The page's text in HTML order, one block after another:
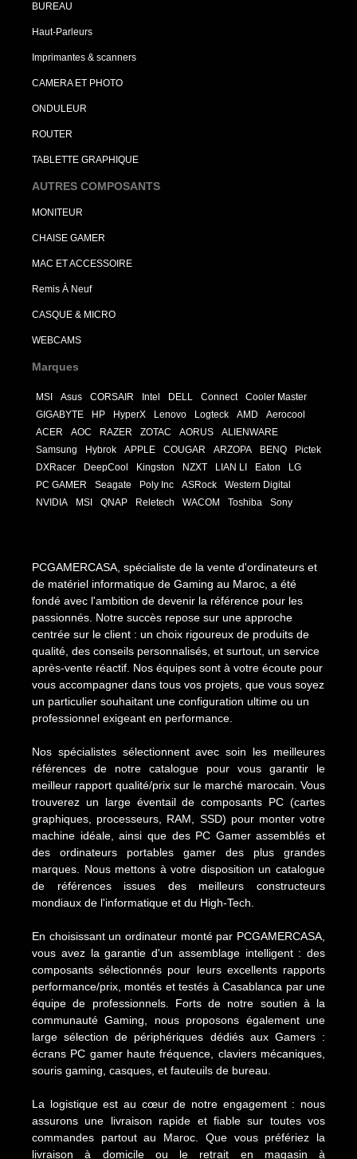
BUREAU
Haut-Parleurs
Imprimantes & scanners
CAMERA ET PHOTO
ONDULEUR
ROUTER
TABLETTE GRAPHIQUE
AUTRES COMPOSANTS
MONITEUR
CHAISE GAMER
MAC ET ACCESSOIRE
Remis À Neuf
CASQUE & MICRO
WEBCAMS
Marques
MSI Asus CORSAIR Intel DELL Connect
Cooler Master
GIGABYTE
HP HyperX Lenovo Logteck AMD
Aerocool
ACER
AOC RAZER ZOTAC AORUS
ALIENWARE
Samsung
Hybrok APPLE COUGAR ARZOPA BENQ
Pictek
DXRacer
DeepCool Kingston NZXT LIAN LI Eaton
LG
PC GAMER
Seagate Poly Inc ASRock
Western Digital
NVIDIA
MSI QNAP Reletech WACOM Toshiba Sony
PCGAMERCASA, spécialiste de la vente d'ordinateurs et
de matériel informatique de Gaming au Maroc, a été
fondé avec l'ambition de devenir la référence pour les
passionnés. Notre succès repose sur une approche
centrée sur le client : un choix rigoureux de produits de
qualité, des conseils personnalisés, et surtout, un service
après-vente réactif. Nos équipes sont à votre écoute pour
vous accompagner dans tous vos projets, que vous soyez
un particulier souhaitant une configuration ultime ou un
professionnel exigeant en performance.
Nos spécialistes sélectionnent avec soin les meilleures
références de notre catalogue pour vous garantir le
meilleur rapport qualité/prix sur le marché marocain. Vous
trouverez un large éventail de composants PC (cartes
graphiques, processeurs, RAM, SSD) pour monter votre
machine idéale, ainsi que des PC Gamer assemblés et
des ordinateurs portables gamer des plus grandes
marques. Nous mettons à votre disposition un catalogue
de références issues des meilleurs constructeurs
mondiaux de l'informatique et du High-Tech.
En choisissant un ordinateur monté par PCGAMERCASA,
vous avez la garantie d'un assemblage intelligent : des
composants sélectionnés pour leurs excellents rapports
performance/prix, montés et testés à Casablanca par une
équipe de professionnels. Forts de notre soutien à la
communauté Gaming, nous proposons également une
large sélection de périphériques dédiés aux Gamers :
écrans PC gamer haute fréquence, claviers mécaniques,
souris gaming, casques, et fauteuils de bureau.
La logistique est au cœur de notre engagement : nous
assurons une livraison rapide et fiable sur toutes vos
commandes partout au Maroc. Que vous préfériez la
livraison à domicile ou le retrait en magasin à